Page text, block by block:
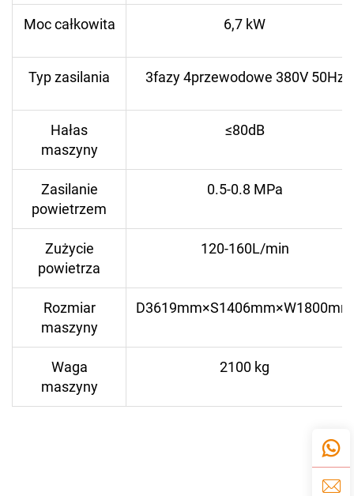
Moc całkowita 6,7 kW
Typ zasilania 3fazy 4przewodowe 380V 50Hz
Hałas
maszyny
≤80dB
Zasilanie
powietrzem
0.5-0.8 MPa
Zużycie
powietrza
120-160L/min
Rozmiar
maszyny
D3619mm×S1406mm×W1800mm
Waga
maszyny
2100 kg